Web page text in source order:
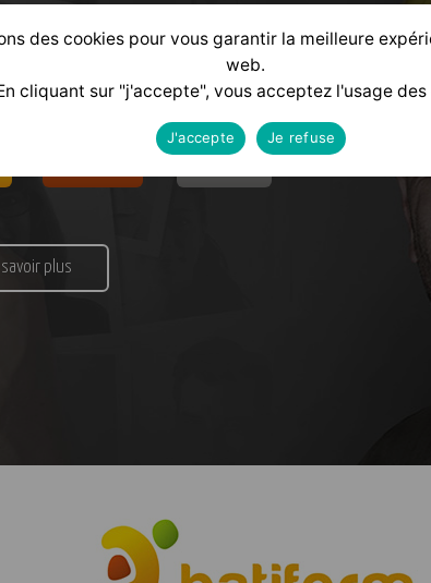
selon votre profil :
savoir plus
des cookies pour vous garantir la meilleure
web.
cliquant sur "j'accepte", vous acceptez l'usage des
J'accepte Je refuse